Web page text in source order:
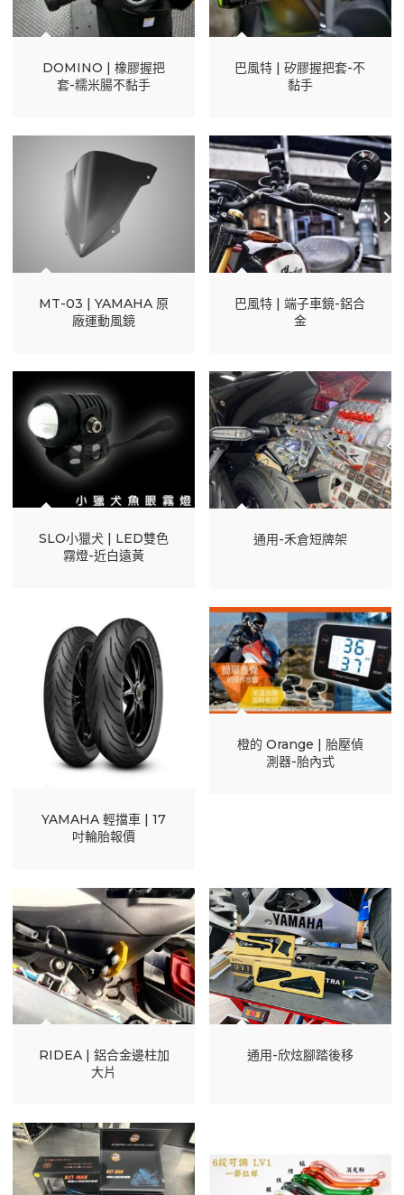
DOMINO | 橡膠握把
套-糯米腸不黏手
巴風特 | 矽膠握把套-不
黏手
MT-03 | YAMAHA 原
廠運動風鏡
巴風特 | 端子車鏡-鋁合
金
SLO小獵犬 | LED雙色
霧燈-近白遠黃
通用-禾倉短牌架
YAMAHA 輕擋車 | 17
吋輪胎報價
橙的 Orange | 胎壓偵
測器-胎內式
RIDEA | 鋁合金邊柱加
大片
通用-欣炫腳踏後移